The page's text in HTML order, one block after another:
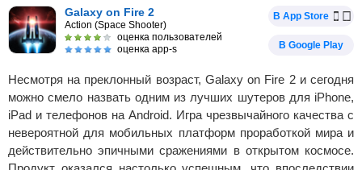
Galaxy on Fire 2
Action (Space Shooter)
оценка пользователей
оценка app-s
В App Store
В Google Play
Несмотря на преклонный возраст, Galaxy on Fire 2 и сегодня
можно смело назвать одним из лучших шутеров для iPhone,
iPad и телефонов на Android. Игра чрезвычайного качества с
невероятной для мобильных платформ проработкой мира и
действительно эпичными сражениями в открытом космосе.